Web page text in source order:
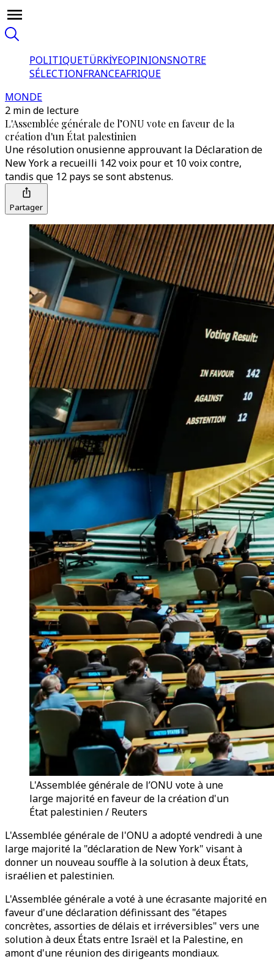
POLITIQUETÜRKİYEOPINIONSNOTRE
SÉLECTIONFRANCEAFRIQUE
MONDE
2 min de lecture
L'Assemblée générale de l’ONU vote en faveur de la
création d'un État palestinien
Une résolution onusienne approuvant la Déclaration de
New York a recueilli 142 voix pour et 10 voix contre,
tandis que 12 pays se sont abstenus.
Partager
L'Assemblée générale de l’ONU vote à une
large majorité en faveur de la création d'un
État palestinien / Reuters
L'Assemblée générale de l'ONU a adopté vendredi à une
large majorité la "déclaration de New York" visant à
donner un nouveau souffle à la solution à deux États,
israélien et palestinien.
L'Assemblée générale a voté à une écrasante majorité en
faveur d'une déclaration définissant des "étapes
concrètes, assorties de délais et irréversibles" vers une
solution à deux États entre Israël et la Palestine, en
amont d'une réunion des dirigeants mondiaux.